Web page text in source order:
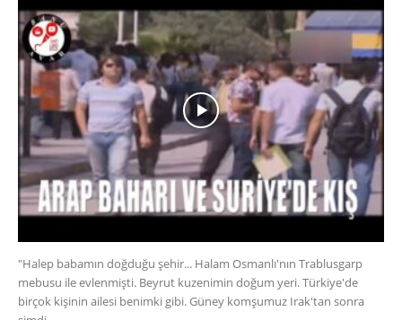
"Halep babamın doğduğu şehir... Halam Osmanlı'nın Trablusgarp
mebusu ile evlenmişti. Beyrut kuzenimin doğum yeri. Türkiye'de
birçok kişinin ailesi benimki gibi. Güney komşumuz Irak'tan sonra